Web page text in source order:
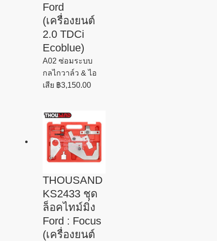
Ford
(เครื่องยนต์
2.0 TDCi
Ecoblue)
A02 ซ่อมระบบ
กลไกวาล์ว & ไอ
เสีย ฿3,150.00
THOUSAND
KS2433 ชุด
ล็อคไทม์มิ่ง
Ford : Focus
(เครื่องยนต์